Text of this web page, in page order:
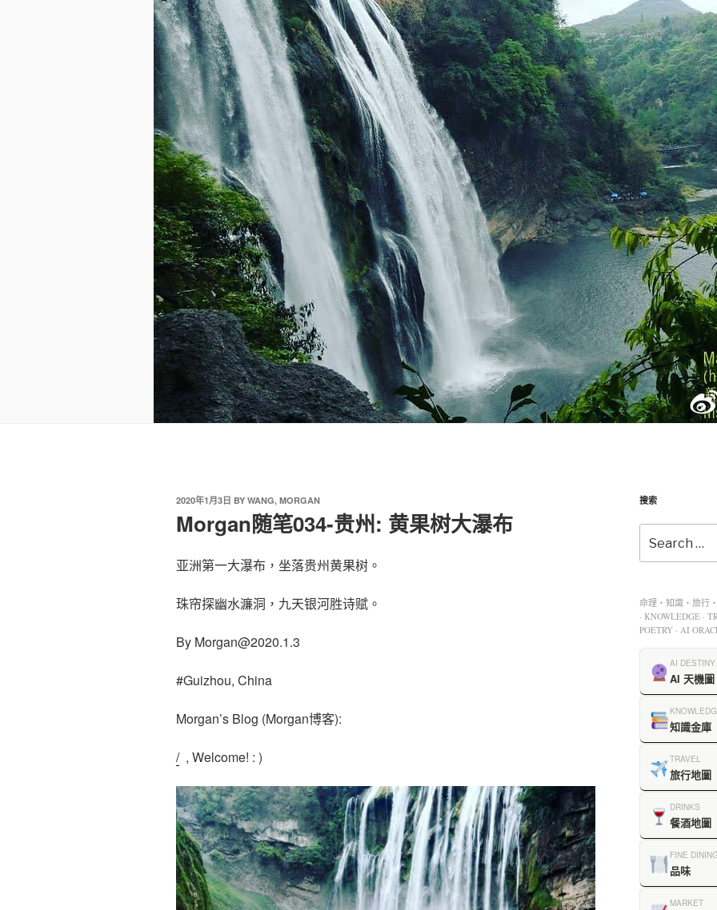
2020年1月3日 BY WANG, MORGAN
Morgan随笔034-贵州: 黄果树大瀑布
亚洲第一大瀑布，坐落贵州黄果树。
珠帘探幽水濂洞，九天银河胜诗赋。
By Morgan@2020.1.3
#Guizhou, China
Morgan’s Blog (Morgan博客):
/, Welcome! : )
搜索
命理・知識・旅行
· KNOWLEDGE ·
POETRY · AI
AI DESTINY
AI 天機圖
知識金庫
TRAVEL
旅行地圖
DRINKS
餐酒地圖
FINE
品味
MARKET